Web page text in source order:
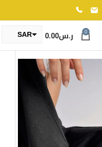
0 ر.س0.00
SAR
TRY